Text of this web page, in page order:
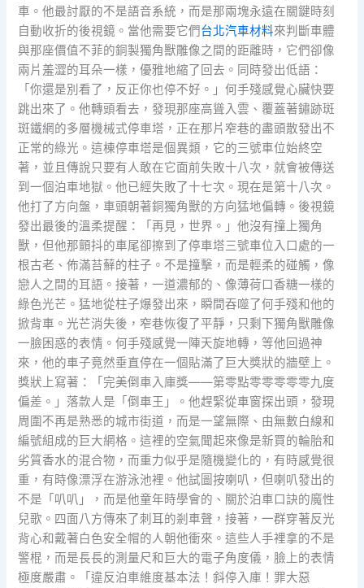
車。他最討厭的不是語音系統，而是那兩塊永遠在關鍵時刻
自動收折的後視鏡。當他需要它們台北汽車材料來判斷車體
與那座價值不菲的銅製獨角獸雕像之間的距離時，它們卻像
兩片羞澀的耳朵一樣，優雅地縮了回去。同時發出低語：
「你還是別看了，反正你也停不好。」何手殘感覺心臟快要
跳出來了。他轉頭看去，發現那座高聳入雲、覆蓋著鏽跡斑
斑鐵網的多層機械式停車塔，正在那片窄巷的盡頭散發出不
正常的綠光。這棟停車塔是個異類，它的三號車位始終空
著，並且傳說只要有人敢在它面前失敗十八次，就會被傳送
到一個泊車地獄。他已經失敗了十七次。現在是第十八次。
他打了方向盤，車頭朝著銅獨角獸的方向猛地偏轉。後視鏡
發出最後的溫柔提醒：「再見，世界。」他沒有撞上獨角
獸，但他那顫抖的車尾卻擦到了停車塔三號車位入口處的一
根古老、佈滿苔蘚的柱子。不是撞擊，而是輕柔的碰觸，像
戀人之間的耳語。接著，一道濃郁的、像薄荷口香糖一樣的
綠色光芒。猛地從柱子爆發出來，瞬間吞噬了何手殘和他的
掀背車。光芒消失後，窄巷恢復了平靜，只剩下獨角獸雕像
一臉困惑的表情。何手殘感覺一陣天旋地轉，等他回過神
來，他的車子竟然垂直停在一個貼滿了巨大獎狀的牆壁上。
獎狀上寫著：「完美倒車入庫獎——第零點零零零零零九度
偏差。」落款人是「倒車王」。他趕緊從車窗探出頭，發現
周圍不再是熟悉的城市街道，而是一望無際、由無數白線和
編號組成的巨大網格。這裡的空氣聞起來像是新買的輪胎和
劣質香水的混合物，而重力似乎是隨機變化的，有時感覺很
重，有時像漂浮在游泳池裡。他試圖按喇叭，但喇叭發出的
不是「叭叭」，而是他童年時學會的、關於泊車口訣的魔性
兒歌。四面八方傳來了刺耳的剎車聲，接著，一群穿著反光
背心和戴著白色安全帽的人朝他衝來。這些人手裡拿的不是
警棍，而是長長的測量尺和巨大的電子角度儀，臉上的表情
極度嚴肅。「違反泊車維度基本法！斜停入庫！罪大惡